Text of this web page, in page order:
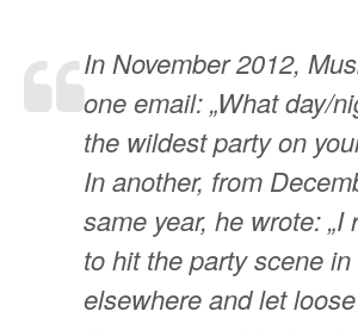
In November 2012,
one email: „What day/
the wildest party on
In another, from
same year, he wrote: „I
to hit the party scene
elsewhere and let